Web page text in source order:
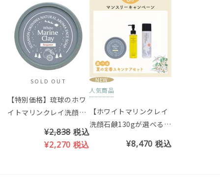
SOLD OUT
【特別価格】琉球のホワ
イトマリンクレイ洗顔石
り）※クリスマス限定パ
¥2,838 税込
¥2,270税込
NEW
人気商品
【ホワイトマリンクレイ
洗顔石鹸130gが選べる】
¥8,470税込